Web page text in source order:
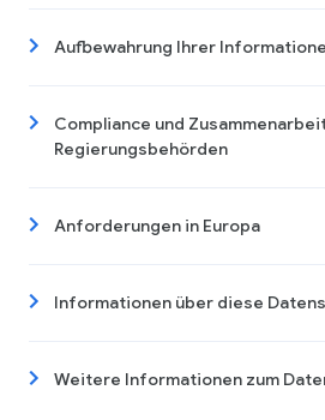
Aufbewahrung Ihrer
Compliance und
Regierungsbehörden
Anforderungen in Europa
Informationen über diese
Weitere Informationen zum